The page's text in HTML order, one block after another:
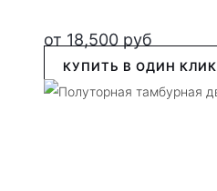
от 18,500 руб
КУПИТЬ В ОДИН КЛИК